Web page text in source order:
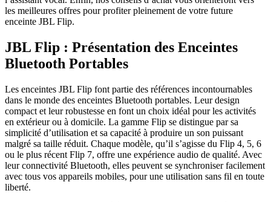
les meilleures offres pour profiter pleinement de votre future
enceinte JBL Flip.
JBL Flip : Présentation des Enceintes
Bluetooth Portables
Les enceintes JBL Flip font partie des références incontournables
dans le monde des enceintes Bluetooth portables. Leur design
compact et leur robustesse en font un choix idéal pour les activités
en extérieur ou à domicile. La gamme Flip se distingue par sa
simplicité d’utilisation et sa capacité à produire un son puissant
malgré sa taille réduit. Chaque modèle, qu’il s’agisse du Flip 4, 5, 6
ou le plus récent Flip 7, offre une expérience audio de qualité. Avec
leur connectivité Bluetooth, elles peuvent se synchroniser facilement
avec tous vos appareils mobiles, pour une utilisation sans fil en toute
liberté.